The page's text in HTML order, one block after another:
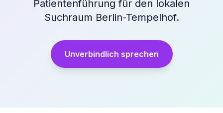
Patientenführung für den lokalen
Suchraum Berlin-Tempelhof.
Unverbindlich sprechen